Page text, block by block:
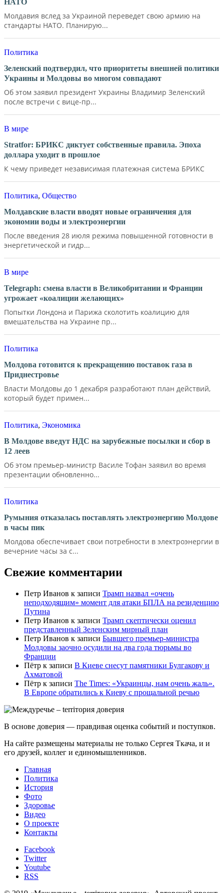
Молдавия вслед за Украиной переведет свою армию на
стандарты НАТО. Планирую...
Политика
Зеленский подтвердил, что приоритеты внешней политики
Украины и Молдовы во многом совпадают
Об этом заявил президент Украины Владимир Зеленский
после встречи с вице-пр...
В мире
Stratfor: БРИКС диктует собственные правила. Эпоха
доллара уходит в прошлое
К чему приведет независимая платежная система БРИКС
Политика, Общество
Молдавские власти вводят новые ограничения для
экономии воды и электроэнергии
После введения 28 июля режима повышенной готовности в
энергетической и гидр...
В мире
Telegraph: смена власти в Великобритании и Франции
угрожает «коалиции желающих»
Попытки Лондона и Парижа сколотить коалицию для
вмешательства на Украине пр...
Политика
Молдова готовится к прекращению поставок газа в
Приднестровье
Власти Молдовы до 1 декабря разработают план действий,
который будет примен...
Политика, Экономика
В Молдове введут НДС на зарубежные посылки и сбор в
12 леев
Об этом премьер-министр Василе Тофан заявил во время
презентации обновленно...
Политика
Румыния отказалась поставлять электроэнергию Молдове
в часы пик
Молдова обеспечивает свои потребности в электроэнергии в
вечерние часы за с...
Свежие комментарии
Петр Иванов к записи Трамп назвал «очень
неподходящим» момент для атаки БПЛА на резиденцию
Путина
Петр Иванов к записи Трамп скептически оценил
представленный Зеленским мирный план
Петр Иванов к записи Бывшего премьер-министра
Молдовы заочно осудили на два года тюрьмы во
Франции
Пётр к записи В Киеве снесут памятники Булгакову и
Ахматовой
Пётр к записи Тhe Times: «Украинцы, нам очень жаль».
В Европе обратились к Киеву с прощальной речью
В основе доверия — правдивая оценка событий и поступков.
На сайте размещены материалы не только Сергея Ткача, и и
его друзей, коллег и единомышленников.
Главная
Политика
История
Фото
Здоровье
Видео
О проекте
Контакты
Facebook
Twitter
Youtube
RSS